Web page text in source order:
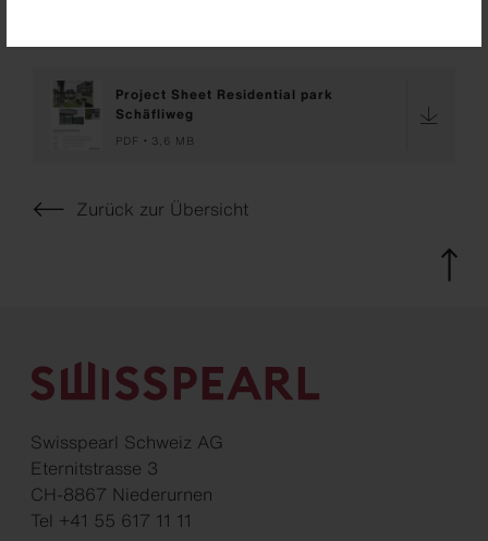
Project Sheet Residential park
Schäfliweg
PDF 3,6 MB
Zurück zur Übersicht
Swisspearl Schweiz AG
Eternitstrasse 3
CH-8867 Niederurnen
Tel +41 55 617 11 11